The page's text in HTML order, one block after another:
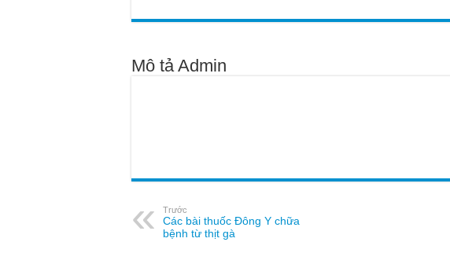
Mô tả Admin
Trước
Các bài thuốc Đông Y chữa
bệnh từ thịt gà